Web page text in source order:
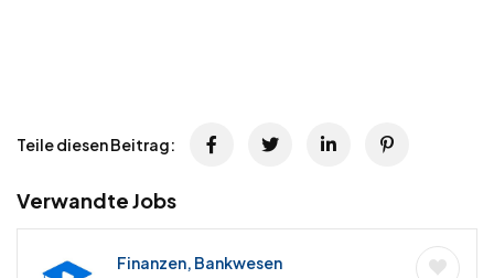
Teile diesen Beitrag:
Verwandte Jobs
Finanzen, Bankwesen